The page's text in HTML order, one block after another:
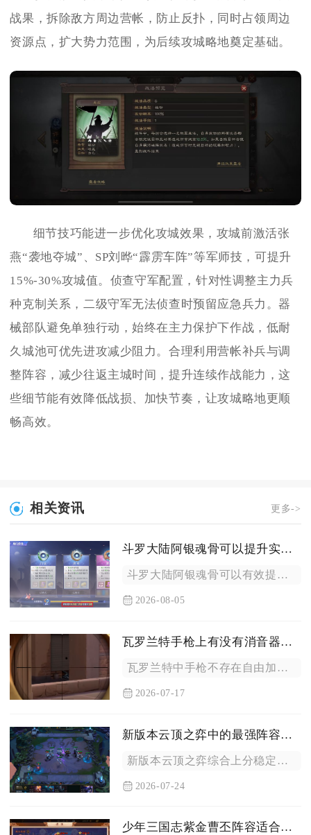
战果，拆除敌方周边营帐，防止反扑，同时占领周边
资源点，扩大势力范围，为后续攻城略地奠定基础。
细节技巧能进一步优化攻城效果，攻城前激活张
燕“袭地夺城”、SP刘晔“霹雳车阵”等军师技，可提升
15%-30%攻城值。侦查守军配置，针对性调整主力兵
种克制关系，二级守军无法侦查时预留应急兵力。器
械部队避免单独行动，始终在主力保护下作战，低耐
久城池可优先进攻减少阻力。合理利用营帐补兵与调
整阵容，减少往返主城时间，提升连续作战能力，这
些细节能有效降低战损、加快节奏，让攻城略地更顺
畅高效。
相关资讯 更多->
斗罗大陆阿银魂骨可以提升实力吗
斗罗大陆阿银魂骨可以有效提升实力，不管是通用魂骨还是阿银专属...
2026-08-05
瓦罗兰特手枪上有没有消音器的选择
瓦罗兰特中手枪不存在自由加装或拆卸消音器的通用配件系统，仅鬼...
2026-07-17
新版本云顶之弈中的最强阵容是什么
新版本云顶之弈综合上分稳定性、吃鸡上限与对局适配能力，当前最...
2026-07-24
少年三国志紫金曹丕阵容适合用来做哪些副本